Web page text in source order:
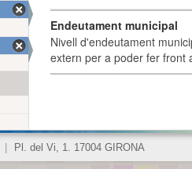
Endeutament municipal
Nivell d'endeutament
extern per a poder fer front
Pl. del Vi, 1. 17004 GIRONA